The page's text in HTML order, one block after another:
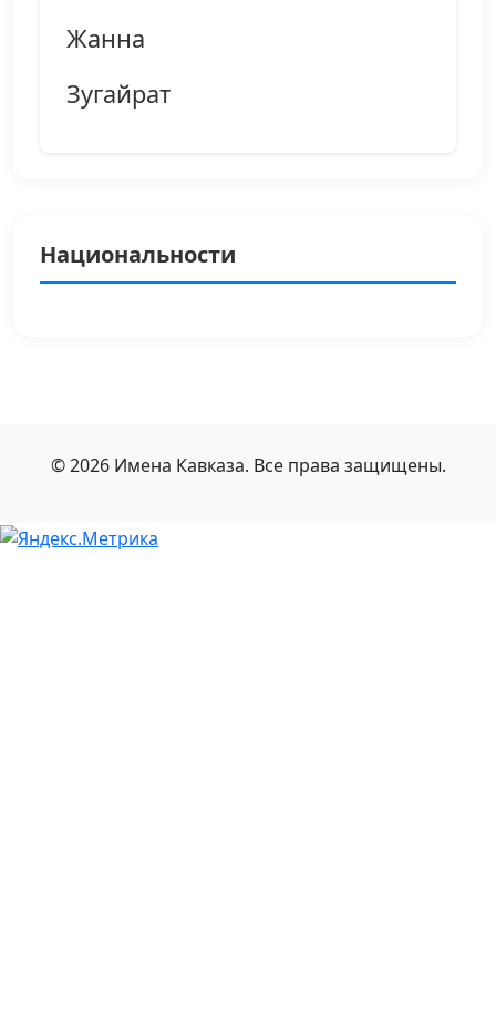
Жанна
Зугайрат
Национальности
© 2026 Имена Кавказа. Все права защищены.